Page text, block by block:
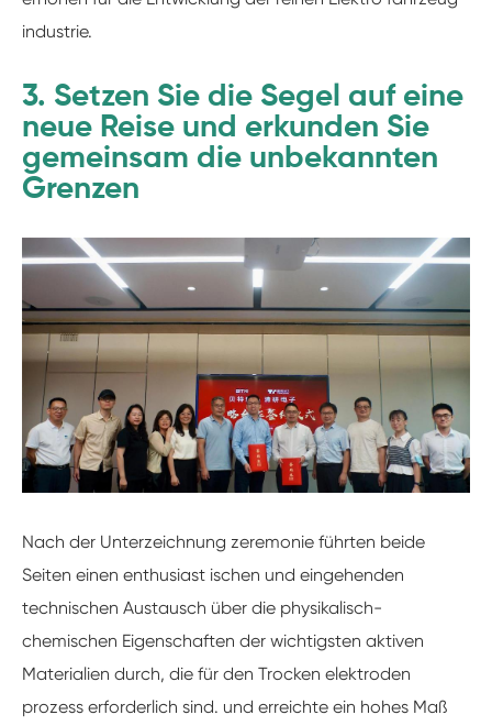
industrie.
3. Setzen Sie die Segel auf eine
neue Reise und erkunden Sie
gemeinsam die unbekannten
Grenzen
Nach der Unterzeichnung zeremonie führten beide
Seiten einen enthusiast ischen und eingehenden
technischen Austausch über die physikalisch-
chemischen Eigenschaften der wichtigsten aktiven
Materialien durch, die für den Trocken elektroden
prozess erforderlich sind. und erreichte ein hohes Maß